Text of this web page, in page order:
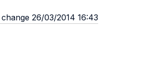
change 26/03/2014 16:43